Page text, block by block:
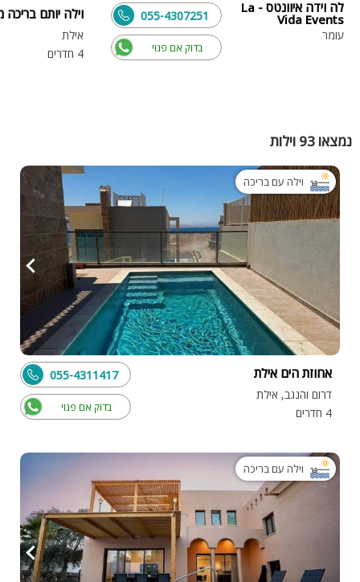
לה וידה איוונטס - La
Vida Events
עומר
בדוק אם פנוי
055-4307251 וילה יותם
אילת
4 חדרים
נמצאו 93 וילות
וילה עם בריכה
אחוזת הים אילת
דרום והנגב, אילת
4 חדרים
בדוק אם פנוי
055-4311417
וילה עם בריכה